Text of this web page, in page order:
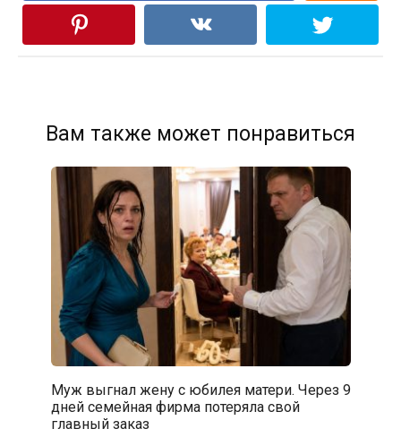
Вам также может понравиться
Муж выгнал жену с юбилея матери. Через 9
дней семейная фирма потеряла свой
главный заказ